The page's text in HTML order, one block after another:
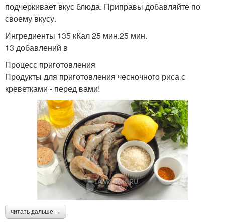
подчеркивает вкус блюда. Приправы добавляйте по
своему вкусу.
Ингредиенты 135 кКал 25 мин.25 мин.
13 добавлений в
Процесс приготовления
Продукты для приготовления чесночного риса с
креветками - перед вами!
читать дальше →